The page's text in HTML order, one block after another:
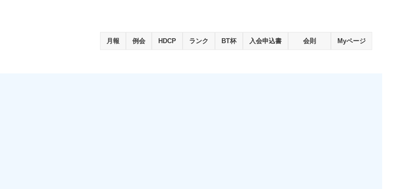
月報 例会 HDCP ランク BT杯 入会申込書 会則 Myページ